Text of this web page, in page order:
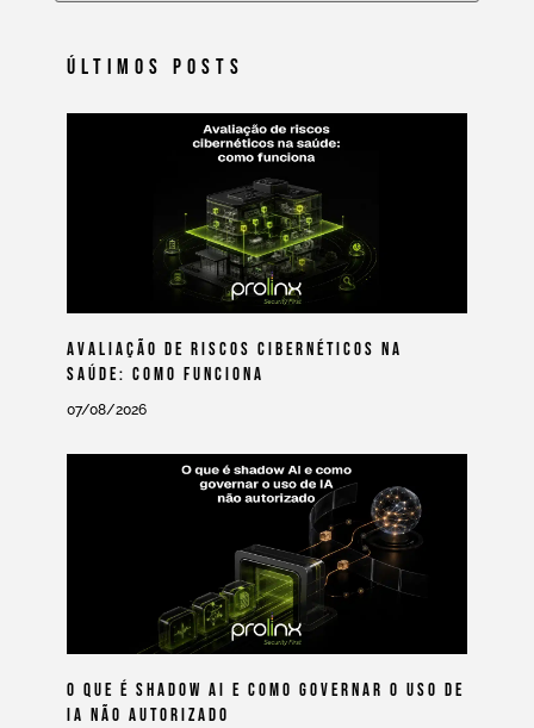
Últimos Posts
Avaliação De Riscos Cibernéticos Na
Saúde: Como Funciona
07/08/2026
O Que É Shadow AI E Como Governar O Uso De
IA Não Autorizado